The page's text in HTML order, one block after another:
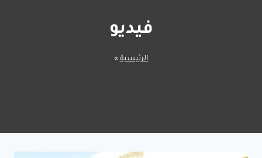
فيديو
الرئيسية »